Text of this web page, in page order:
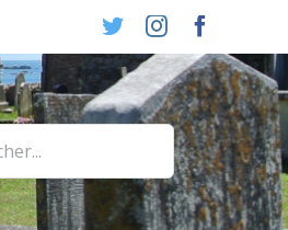
TwitterInstagram